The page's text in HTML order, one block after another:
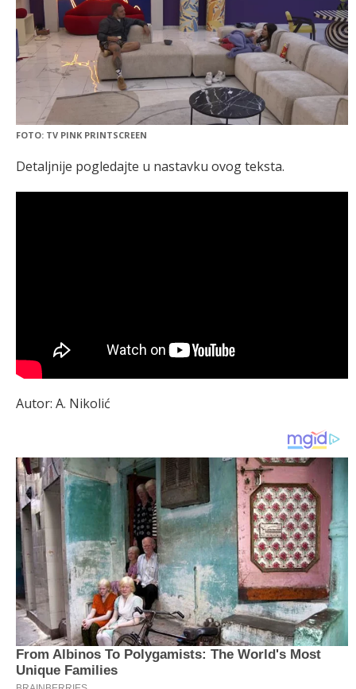
FOTO: TV PINK PRINTSCREEN
Detaljnije pogledajte u nastavku ovog teksta.
Autor: A. Nikolić